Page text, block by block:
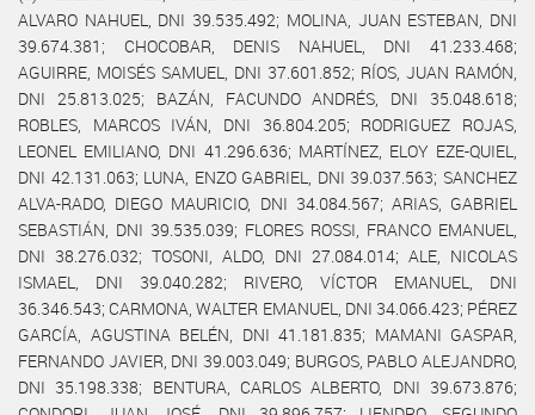
ALVARO NAHUEL, DNI 39.535.492; MOLINA, JUAN ESTEBAN, DNI
39.674.381; CHOCOBAR, DENIS NAHUEL, DNI 41.233.468;
AGUIRRE, MOISÉS SAMUEL, DNI 37.601.852; RÍOS, JUAN RAMÓN,
DNI 25.813.025; BAZÁN, FACUNDO ANDRÉS, DNI 35.048.618;
ROBLES, MARCOS IVÁN, DNI 36.804.205; RODRIGUEZ ROJAS,
LEONEL EMILIANO, DNI 41.296.636; MARTÍNEZ, ELOY EZE-QUIEL,
DNI 42.131.063; LUNA, ENZO GABRIEL, DNI 39.037.563; SANCHEZ
ALVA-RADO, DIEGO MAURICIO, DNI 34.084.567; ARIAS, GABRIEL
SEBASTIÁN, DNI 39.535.039; FLORES ROSSI, FRANCO EMANUEL,
DNI 38.276.032; TOSONI, ALDO, DNI 27.084.014; ALE, NICOLAS
ISMAEL, DNI 39.040.282; RIVERO, VÍCTOR EMANUEL, DNI
36.346.543; CARMONA, WALTER EMANUEL, DNI 34.066.423; PÉREZ
GARCÍA, AGUSTINA BELÉN, DNI 41.181.835; MAMANI GASPAR,
FERNANDO JAVIER, DNI 39.003.049; BURGOS, PABLO ALEJANDRO,
DNI 35.198.338; BENTURA, CARLOS ALBERTO, DNI 39.673.876;